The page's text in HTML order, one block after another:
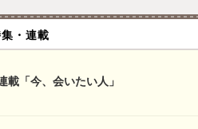
・連載
載「今、会いたい人」